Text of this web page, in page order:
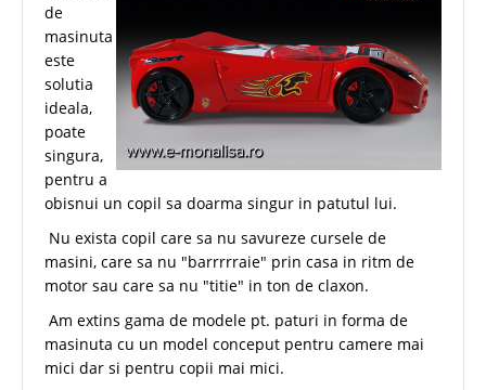
de
masinuta
este
solutia
ideala,
poate
singura,
pentru a
obisnui un copil sa doarma singur in patutul lui.
Nu exista copil care sa nu savureze cursele de
masini, care sa nu "barrrrraie" prin casa in ritm de
motor sau care sa nu "titie" in ton de claxon.
Am extins gama de modele pt. paturi in forma de
masinuta cu un model conceput pentru camere mai
mici dar si pentru copii mai mici.